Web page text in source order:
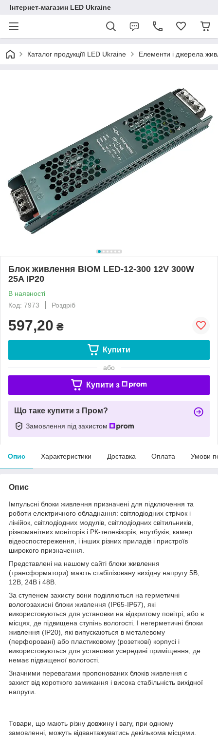
Інтернет-магазин LED Ukraine
Каталог продукціїї LED Ukraine Елементи і джерела
Блок живлення BIOM LED-12-300 12V 300W
25A IP20
В наявності
Код: 7973
Роздріб
597,20 ₴
Купити
або
Купити з
Що таке купити з Пром?
Замовлення під захистом
Опис Характеристики Доставка Оплата Умови
Опис
Імпульсні блоки живлення призначені для підключення та
роботи електричного обладнання: світлодіодних стрічок і
лінійок, світлодіодних модулів, світлодіодних світильників,
різноманітних моніторів і РК-телевізорів, ноутбуків, камер
відеоспостереження, і інших різних приладів і пристроїв
широкого призначення.
Представлені на нашому сайті блоки живлення
(трансформатори) мають стабілізовану вихідну напругу 5В,
12В, 24В і 48В.
За ступенем захисту вони поділяються на герметичні
вологозахисні блоки живлення (IP65-IP67), які
використовуються для установки на відкритому повітрі, або в
місцях, де підвищена ступінь вологості. І негерметичні блоки
живлення (IP20), які випускаються в металевому
(перфоровані) або пластиковому (розеткові) корпусі і
використовуються для установки усередині приміщення, де
немає підвищеної вологості.
Значними перевагами пропонованих блоків живлення є
захист від короткого замикання і висока стабільність вихідної
напруги.
Товари, що мають різну довжину і вагу, при одному
замовленні, можуть відвантажуватись декількома місцями.